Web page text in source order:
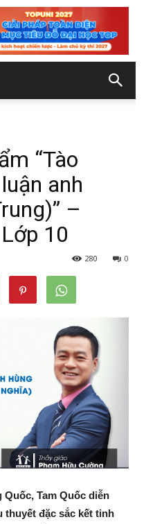
“Tào
anh
–
10
0
280
Tam Quốc diễn
thuyết đặc sắc kết tinh